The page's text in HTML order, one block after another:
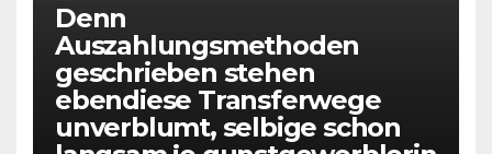
Denn
Auszahlungsmethoden
geschrieben stehen
ebendiese Transferwege
unverblumt, selbige schon